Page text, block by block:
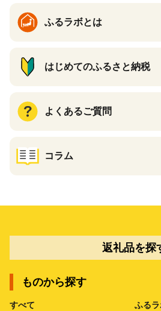
ふるラボとは
はじめてのふるさと納税
よくあるご質問
コラム
返礼品を探
ものから探す
すべて ふる